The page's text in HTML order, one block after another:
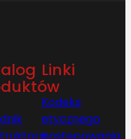
Linki
Kodeks
etycznego
postępowania